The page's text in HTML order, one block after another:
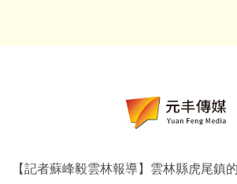
【記者蘇峰毅雲林報導】雲林縣虎尾鎮